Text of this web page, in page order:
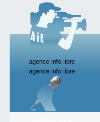
agence info libre
Close
Productions AIL
agence info libre